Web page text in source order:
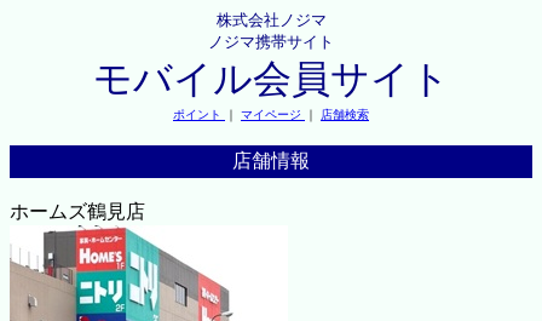
株式会社ノジマ
ノジマ携帯サイト
モバイル会員サイト
ポイント ｜ マイページ ｜ 店舗検索
店舗情報
ホームズ鶴見店